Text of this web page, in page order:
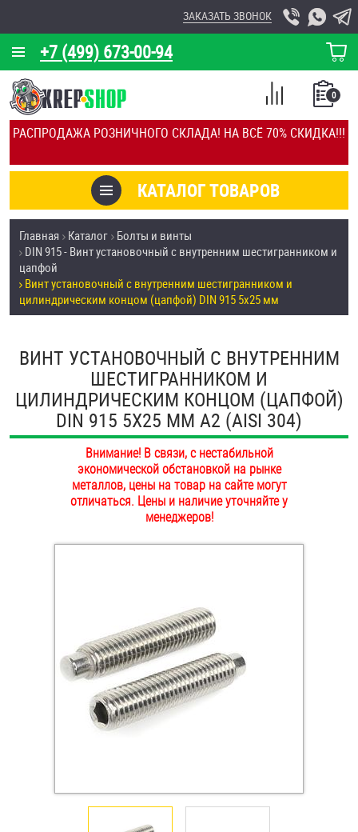
РАСПРОДАЖА РОЗНИЧНОГО СКЛАДА! НА ВСЁ 70% СКИДКА!!!
+7 (499) 673-00-94
ЗАКАЗАТЬ ЗВОНОК
КОРЗИНА
О КОМПАНИИ
КАЛЬКУЛЯТОР
ОТЗЫВЫ
УСЛУГИ
СКИДКИ
ОПТ
ОПЛАТА И ДОСТАВКА
НАШИ МАГАЗИНЫ
КАТАЛОГ ТОВАРОВ
0
СПИСОК
СРАВНЕНИЕ
Товары со скидкой
Анкеры
Антивандальный крепёж, инструмент
Болты и винты
Втулки
Гайки
Дюбели
Дюймовый крепёж
Крюки, кольца с метрической резьбой
Крюки, кольца с шурупной резьбой
Главная Каталог Болты и винты
DIN 915 - Винт установочный с внутренним шестигранником и
цапфой
Винт установочный с внутренним шестигранником и
цилиндрическим концом (цапфой) DIN 915 5х25 мм
ВИНТ УСТАНОВОЧНЫЙ С ВНУТРЕННИМ
ШЕСТИГРАННИКОМ И
ЦИЛИНДРИЧЕСКИМ КОНЦОМ (ЦАПФОЙ)
DIN 915 5Х25 ММ А2 (AISI 304)
Внимание! В связи, с нестабильной
экономической обстановкой на рынке
металлов, цены на товар на сайте могут
отличаться. Цены и наличие уточняйте у
менеджеров!